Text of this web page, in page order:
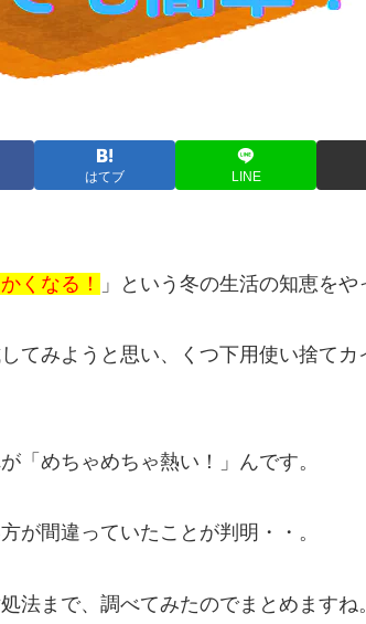
はてブ LINE
くなる！ 」という冬の生活の知恵をや
てみようと思い、くつ下用使い捨てカ
「めちゃめちゃ熱い！」んです。
が間違っていたことが判明・・。
法まで、調べてみたのでまとめますね。